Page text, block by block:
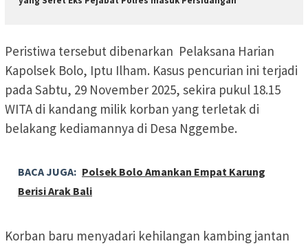
Peristiwa tersebut dibenarkan Pelaksana Harian
Kapolsek Bolo, Iptu Ilham. Kasus pencurian ini terjadi
pada Sabtu, 29 November 2025, sekira pukul 18.15
WITA di kandang milik korban yang terletak di
belakang kediamannya di Desa Nggembe.
BACA JUGA: Polsek Bolo Amankan Empat Karung
Berisi Arak Bali
Korban baru menyadari kehilangan kambing jantan